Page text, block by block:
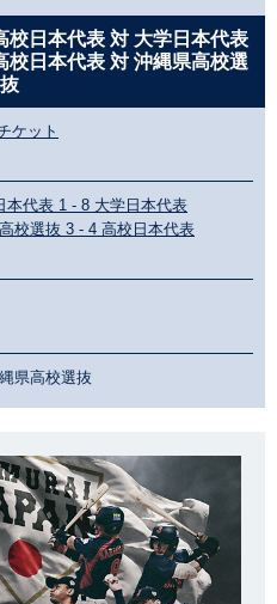
校日本代表 対 大学日本代表
日本代表 対 沖縄県高校選
抜
ケット
本代表 1 - 8 大学日本代表
校選抜 3 - 4 高校日本代表
県高校選抜